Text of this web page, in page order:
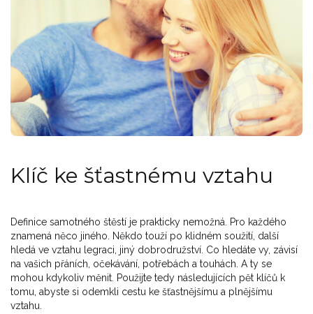
Klíč ke šťastnému vztahu
Definice samotného štěstí je prakticky nemožná. Pro každého
znamená něco jiného. Někdo touží po klidném soužití, další
hledá ve vztahu legraci, jiný dobrodružství. Co hledáte vy, závisí
na vašich přáních, očekávání, potřebách a touhách. A ty se
mohou kdykoliv měnit. Použijte tedy následujících pět klíčů k
tomu, abyste si odemkli cestu ke šťastnějšímu a plnějšímu
vztahu.